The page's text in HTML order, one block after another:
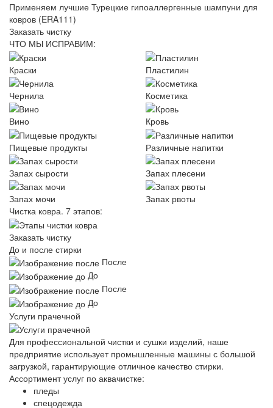
Применяем лучшие Турецкие гипоаллергенные шампуни для
ковров (ERA111)
Заказать чистку
ЧТО МЫ ИСПРАВИМ:
Краски Пластилин
Чернила Косметика
Вино Кровь
Пищевые продукты Различные напитки
Запах сырости Запах плесени
Запах мочи
Запах рвоты
Чистка ковра. 7 этапов:
Заказать чистку
До и после стирки
После
До
После
До
Услуги прачечной
Для профессиональной чистки и сушки изделий, наше
предприятие использует промышленные машины с большой
загрузкой, гарантирующие отличное качество стирки.
Ассортимент услуг по аквачистке:
пледы
спецодежда